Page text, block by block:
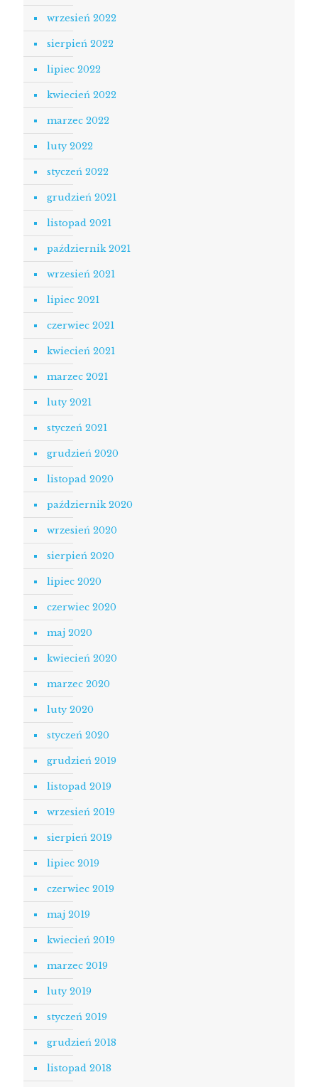
wrzesień 2022
sierpień 2022
lipiec 2022
kwiecień 2022
marzec 2022
luty 2022
styczeń 2022
grudzień 2021
listopad 2021
październik 2021
wrzesień 2021
lipiec 2021
czerwiec 2021
kwiecień 2021
marzec 2021
luty 2021
styczeń 2021
grudzień 2020
listopad 2020
październik 2020
wrzesień 2020
sierpień 2020
lipiec 2020
czerwiec 2020
maj 2020
kwiecień 2020
marzec 2020
luty 2020
styczeń 2020
grudzień 2019
listopad 2019
wrzesień 2019
sierpień 2019
lipiec 2019
czerwiec 2019
maj 2019
kwiecień 2019
marzec 2019
luty 2019
styczeń 2019
grudzień 2018
listopad 2018